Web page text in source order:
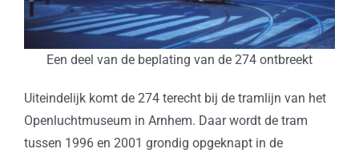
Een deel van de beplating van de 274 ontbreekt
Uiteindelijk komt de 274 terecht bij de tramlijn van het
Openluchtmuseum in Arnhem. Daar wordt de tram
tussen 1996 en 2001 grondig opgeknapt in de